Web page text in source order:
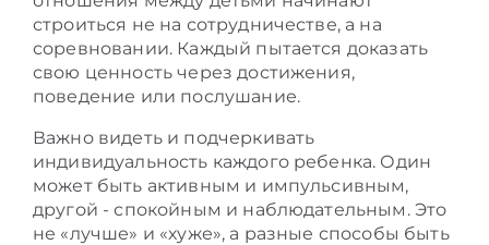
строиться не на сотрудничестве, а на
соревновании. Каждый пытается доказать
свою ценность через достижения,
поведение или послушание.
Важно видеть и подчеркивать
индивидуальность каждого ребенка. Один
может быть активным и импульсивным,
другой - спокойным и наблюдательным. Это
не «лучше» и «хуже», а разные способы быть